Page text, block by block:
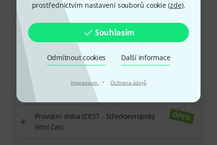
prostřednictvím nastavení souborů cookie (zde).
Souhlasím
Odmítnout cookies Další informace
Impressum · Ochrana údajů
+49-9546-9223-649
Máte-li jakýkoli dotaz nebo problém, kolegové ze
zákaznického centra jsou vždy připraveni pomoci
Mějte připraveno zákaznické číslo
Provozní doba (CEST - Středoevropský
letní čas)